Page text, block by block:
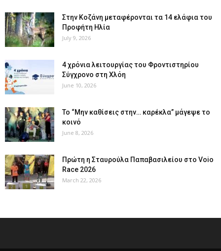
Στην Κοζάνη μεταφέρονται τα 14 ελάφια του
Προφήτη Ηλία
July 9, 2026
4 χρόνια λειτουργίας του Φροντιστηρίου
Σύγχρονο στη Χλόη
June 10, 2026
Το “Μην καθίσεις στην… καρέκλα” μάγεψε το
κοινό
June 8, 2026
Πρώτη η Σταυρούλα Παπαβασιλείου στο Voio
Race 2026
March 22, 2026